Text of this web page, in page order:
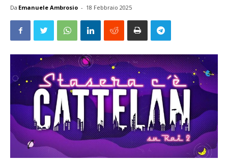
Da Emanuele Ambrosio - 18 Febbraio 2025